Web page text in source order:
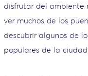
disfrutar del ambiente
ver muchos de los
descubrir algunos de
populares de la ciudad.